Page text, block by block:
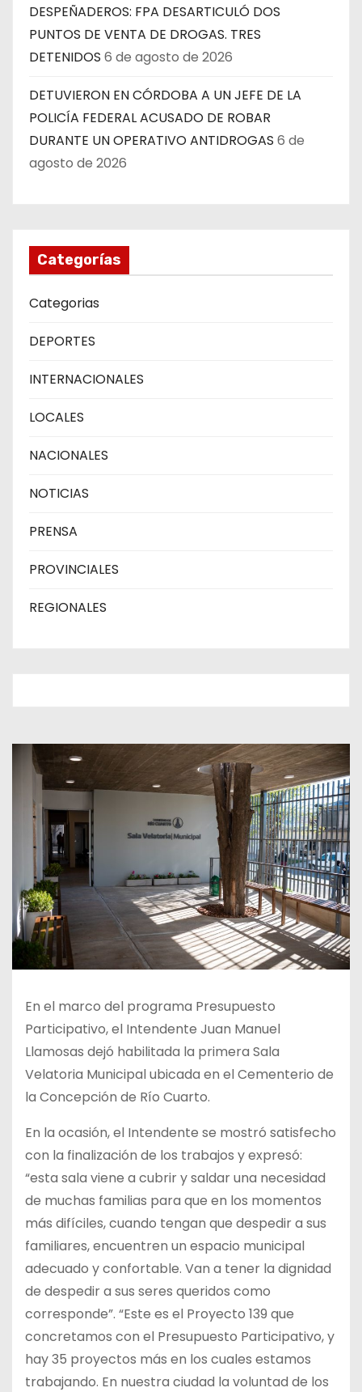
DESPEÑADEROS: FPA DESARTICULÓ DOS
PUNTOS DE VENTA DE DROGAS. TRES
DETENIDOS 6 de agosto de 2026
DETUVIERON EN CÓRDOBA A UN JEFE DE LA
POLICÍA FEDERAL ACUSADO DE ROBAR
DURANTE UN OPERATIVO ANTIDROGAS 6 de
agosto de 2026
Categorías
Categorias
DEPORTES
INTERNACIONALES
LOCALES
NACIONALES
NOTICIAS
PRENSA
PROVINCIALES
REGIONALES
En el marco del programa Presupuesto
Participativo, el Intendente Juan Manuel
Llamosas dejó habilitada la primera Sala
Velatoria Municipal ubicada en el Cementerio de
la Concepción de Río Cuarto.
En la ocasión, el Intendente se mostró satisfecho
con la finalización de los trabajos y expresó:
“esta sala viene a cubrir y saldar una necesidad
de muchas familias para que en los momentos
más difíciles, cuando tengan que despedir a sus
familiares, encuentren un espacio municipal
adecuado y confortable. Van a tener la dignidad
de despedir a sus seres queridos como
corresponde”. “Este es el Proyecto 139 que
concretamos con el Presupuesto Participativo, y
hay 35 proyectos más en los cuales estamos
trabajando. En nuestra ciudad la voluntad de los